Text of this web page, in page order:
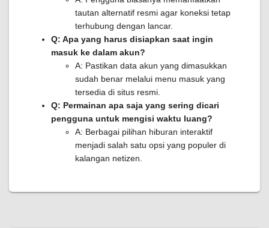
tautan alternatif resmi agar koneksi tetap
terhubung dengan lancar.
Q: Apa yang harus disiapkan saat ingin
masuk ke dalam akun?
A: Pastikan data akun yang dimasukkan
sudah benar melalui menu masuk yang
tersedia di situs resmi.
Q: Permainan apa saja yang sering dicari
pengguna untuk mengisi waktu luang?
A: Berbagai pilihan hiburan interaktif
menjadi salah satu opsi yang populer di
kalangan netizen.